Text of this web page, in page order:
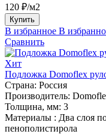
120 ₽/м2
Купить
В избранное В
Сравнить
Хит
Подложка Domoflex
Страна: Россия
Производитель:
Толщина, мм: 3
Материалы : Два слоя
пенополистирола